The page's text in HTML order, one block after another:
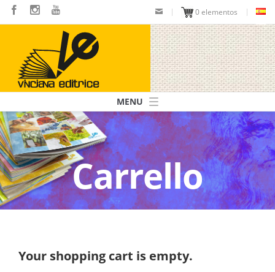
Pasar
0 elementos
Navigazione
principale
Carrello
Your shopping cart is empty.